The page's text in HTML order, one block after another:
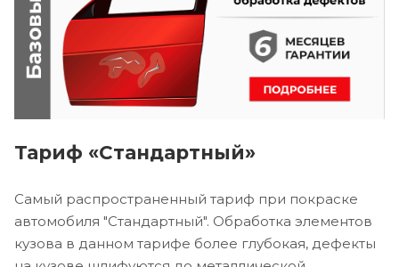
Тариф «Стандартный»
Самый распространенный тариф при покраске
автомобиля "Стандартный". Обработка элементов
кузова в данном тарифе более глубокая, дефекты